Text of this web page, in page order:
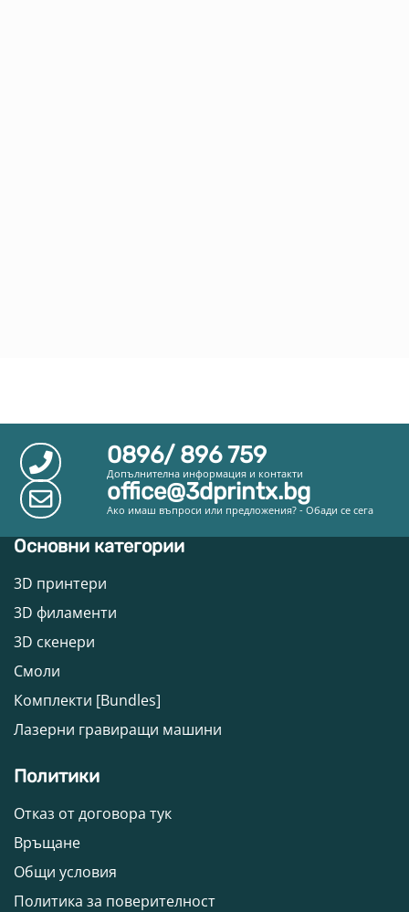
0896/ 896 759
Допълнителна информация и контакти
office@3dprintx.bg
Ако имаш въпроси или предложения? - Обади се сега
Основни категории
3D принтери
3D филаменти
3D скенери
Смоли
Комплекти [Bundles]
Лазерни гравиращи машини
Политики
Отказ от договора тук
Връщане
Общи условия
Политика за поверителност